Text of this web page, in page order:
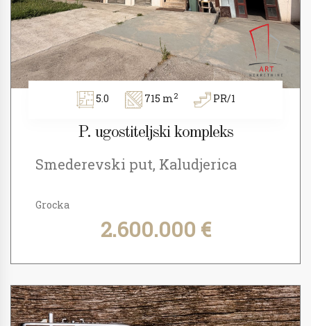
5.0 715 m2 PR/1
P. ugostiteljski kompleks
Smederevski put, Kaludjerica
Grocka
2.600.000 €